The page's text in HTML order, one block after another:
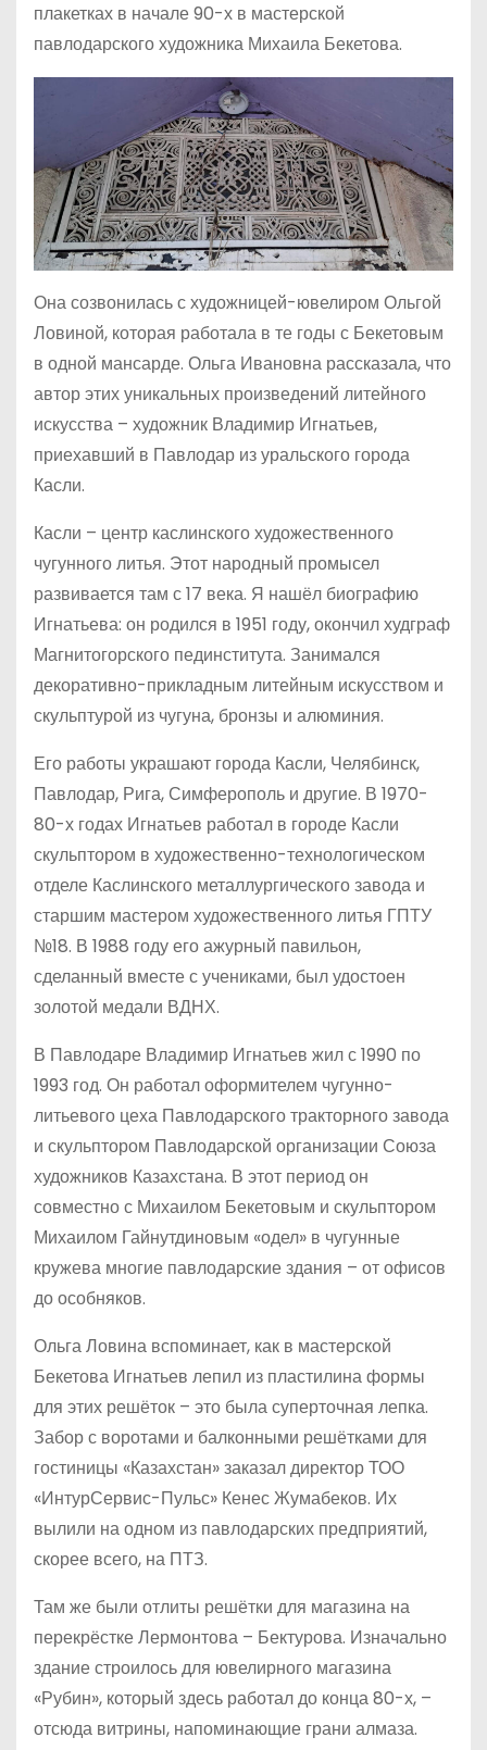
плакетках в начале 90-х в мастерской
павлодарского художника Михаила Бекетова.
Она созвонилась с художницей-ювелиром Ольгой
Ловиной, которая работала в те годы с Бекетовым
в одной мансарде. Ольга Ивановна рассказала, что
автор этих уникальных произведений литейного
искусства – художник Владимир Игнатьев,
приехавший в Павлодар из уральского города
Касли.
Касли – центр каслинского художественного
чугунного литья. Этот народный промысел
развивается там с 17 века. Я нашёл биографию
Игнатьева: он родился в 1951 году, окончил худграф
Магнитогорского пединститута. Занимался
декоративно-прикладным литейным искусством и
скульптурой из чугуна, бронзы и алюминия.
Его работы украшают города Касли, Челябинск,
Павлодар, Рига, Симферополь и другие. В 1970-
80-х годах Игнатьев работал в городе Касли
скульптором в художественно-технологическом
отделе Каслинского металлургического завода и
старшим мастером художественного литья ГПТУ
№18. В 1988 году его ажурный павильон,
сделанный вместе с учениками, был удостоен
золотой медали ВДНХ.
В Павлодаре Владимир Игнатьев жил с 1990 по
1993 год. Он работал оформителем чугунно-
литьевого цеха Павлодарского тракторного завода
и скульптором Павлодарской организации Союза
художников Казахстана. В этот период он
совместно с Михаилом Бекетовым и скульптором
Михаилом Гайнутдиновым «одел» в чугунные
кружева многие павлодарские здания – от офисов
до особняков.
Ольга Ловина вспоминает, как в мастерской
Бекетова Игнатьев лепил из пластилина формы
для этих решёток – это была суперточная лепка.
Забор с воротами и балконными решётками для
гостиницы «Казахстан» заказал директор ТОО
«ИнтурСервис-Пульс» Кенес Жумабеков. Их
вылили на одном из павлодарских предприятий,
скорее всего, на ПТЗ.
Там же были отлиты решётки для магазина на
перекрёстке Лермонтова – Бектурова. Изначально
здание строилось для ювелирного магазина
«Рубин», который здесь работал до конца 80-х, –
отсюда витрины, напоминающие грани алмаза.